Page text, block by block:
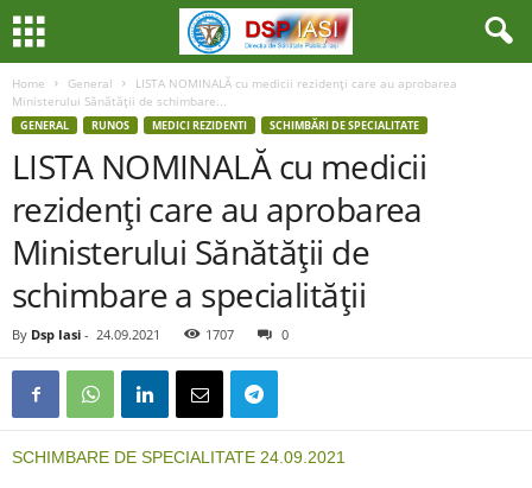
Home General
LISTA NOMINALĂ cu medicii rezidenţi care au aprobarea
Ministerului Sănătăţii de schimbare...
GENERAL RUNOS MEDICI REZIDENTI SCHIMBĂRI DE SPECIALITATE
LISTA NOMINALĂ cu medicii
rezidenţi care au aprobarea
Ministerului Sănătăţii de
schimbare a specialităţii
By Dsp Iasi - 24.09.2021 1707 0
SCHIMBARE DE SPECIALITATE 24.09.2021